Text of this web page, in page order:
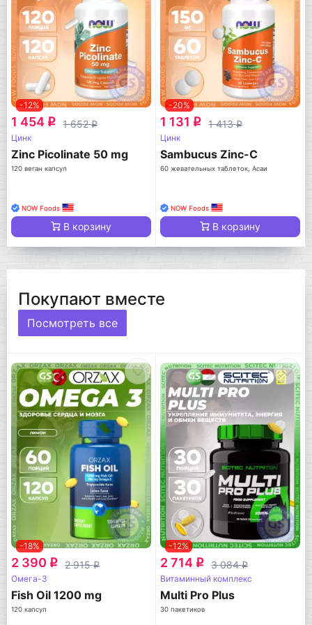
-12%
1 454 q 1 652q
Цинк
Zinc Picolinate 50 mg
120 веган капсул
NOW Foods
В корзину
-20%
1 131 q 1 413q
Цинк
Sambucus Zinc-C
60 жевательных таблеток, Асаи
NOW Foods
В корзину
Покупают вместе
Посмотреть все
-18%
2 390 q 2 915q
Омега-3
Fish Oil 1200 mg
120 капсул
-12%
2 714 q 3 084q
Витаминный комплекс
Multi Pro Plus
30 пакетиков